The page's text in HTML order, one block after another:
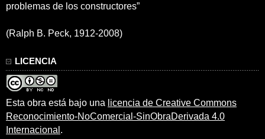
problemas de los constructores”
(Ralph B. Peck, 1912-2008)
LICENCIA
Esta obra está bajo una licencia de Creative Commons
Reconocimiento-NoComercial-SinObraDerivada 4.0
Internacional .